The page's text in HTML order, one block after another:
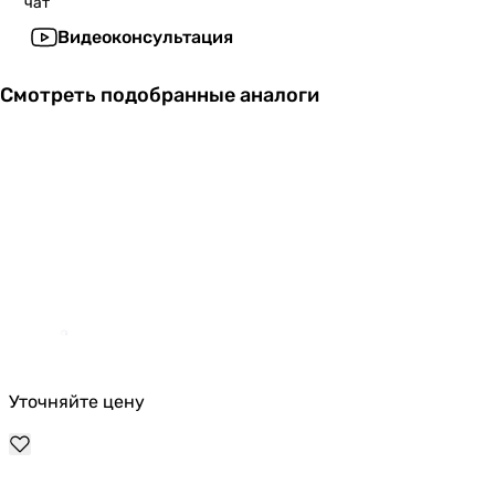
Видеоконсультация
Смотреть подобранные аналоги
Уточняйте цену